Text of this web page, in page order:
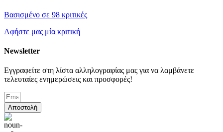
Βασισμένο σε 98 κριτικές
Αφήστε μας μία κριτική
Newsletter
Εγγραφείτε στη λίστα αλληλογραφίας μας για να λαμβάνετε
τελευταίες ενημερώσεις και προσφορές!
Αποστολή